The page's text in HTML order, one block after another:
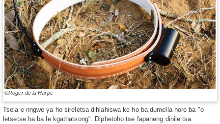
©Roger de la Harpe
Tsela e nngwe ya ho sireletsa dihlahiswa ke ho ba dumella hore ba "o
letsetse ha ba le kgathatsong". Diphetoho tse fapaneng dinile tsa